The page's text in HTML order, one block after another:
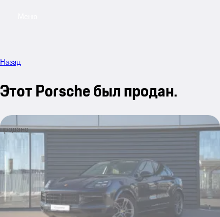
Назад
Этот Porsche был продан.
продано